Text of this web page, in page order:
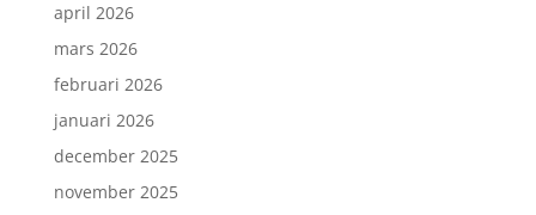
april 2026
mars 2026
februari 2026
januari 2026
december 2025
november 2025